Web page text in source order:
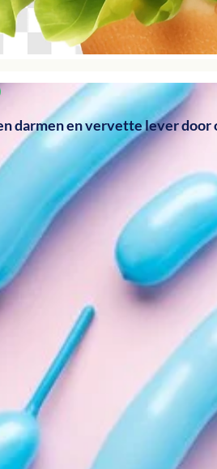
darmen en vervette lever